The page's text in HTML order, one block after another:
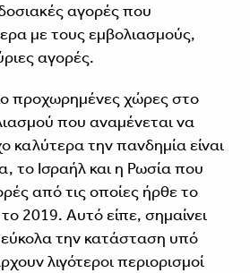
αγορές που
με τους εμβολιασμούς,
αγορές.
προχωρημένες χώρες στο
που αναμένεται να
καλύτερα την πανδημία είναι
το Ισραήλ και η Ρωσία που
από τις οποίες ήρθε το
2019. Αυτό είπε, σημαίνει
την κατάσταση υπό
λιγότεροι περιορισμοί